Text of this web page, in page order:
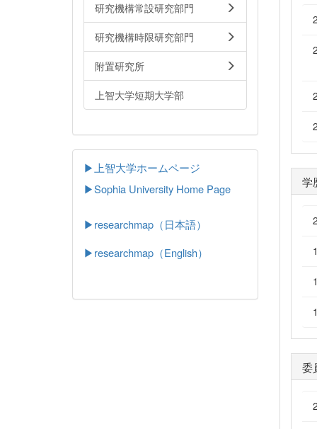
学
委
研究機構常設研究部門
研究機構時限研究部門
附置研究所
上智大学短期大学部
▶上智大学ホームページ
▶Sophia University Home Page
▶researchmap（日本語）
▶researchmap（English）